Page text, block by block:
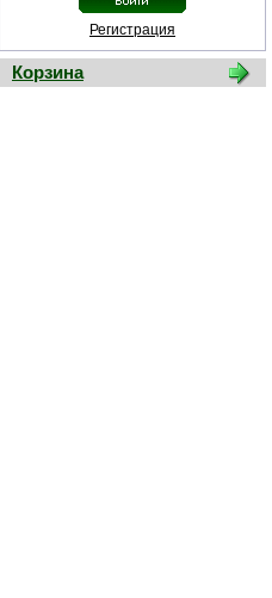
Регистрация
Корзина